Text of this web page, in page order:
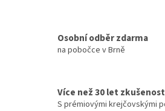
Osobní odběr zdarma
na pobočce v Brně
Více než 30 let
S prémiovými krejčovskými